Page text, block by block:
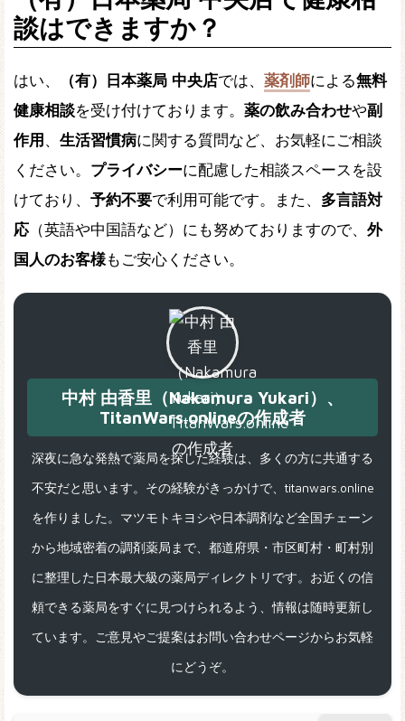
談はできますか？
はい、 （有）日本薬局 中央店では、 薬剤師による無料
健康相談を受け付けております。 薬の飲み合わせや副
作用、 生活習慣病に関する質問など、お気軽にご相談
ください。 プライバシーに配慮した相談スペースを設
けており、 予約不要で利用可能です。また、 多言語対
応（英語や中国語など）にも努めておりますので、 外
国人のお客様もご安心ください。
中村 由香里（Nakamura Yukari）、
TitanWars.onlineの作成者
深夜に急な発熱で薬局を探した経験は、多くの方に共通する
不安だと思います。その経験がきっかけで、titanwars.online
を作りました。マツモトキヨシや日本調剤など全国チェーン
から地域密着の調剤薬局まで、都道府県・市区町村・町村別
に整理した日本最大級の薬局ディレクトリです。お近くの信
頼できる薬局をすぐに見つけられるよう、情報は随時更新し
ています。ご意見やご提案はお問い合わせページからお気軽
にどうぞ。